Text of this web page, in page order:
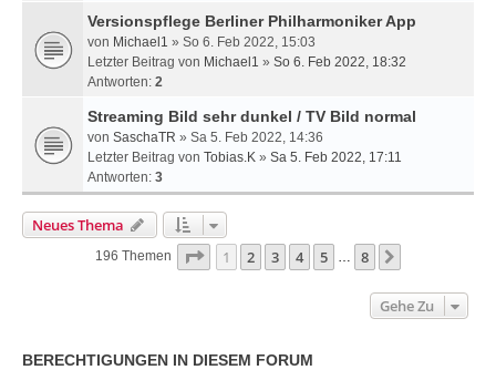
Versionspflege Berliner Philharmoniker App
von Michael1 » So 6. Feb 2022, 15:03
Letzter Beitrag von Michael1 » So 6. Feb 2022, 18:32
Antworten: 2
Streaming Bild sehr dunkel / TV Bild normal
von SaschaTR » Sa 5. Feb 2022, 14:36
Letzter Beitrag von Tobias.K » Sa 5. Feb 2022, 17:11
Antworten: 3
Neues Thema
196 Themen Seite 1Von
1 2 3 4 5 … 8
Gehe Zu
BERECHTIGUNGEN IN DIESEM FORUM